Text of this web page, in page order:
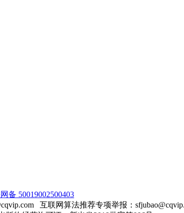
备 50019002500403
互联网算法推荐专项举报：